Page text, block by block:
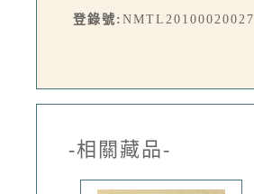
登錄號: NMTL20100020027
-相關藏品-